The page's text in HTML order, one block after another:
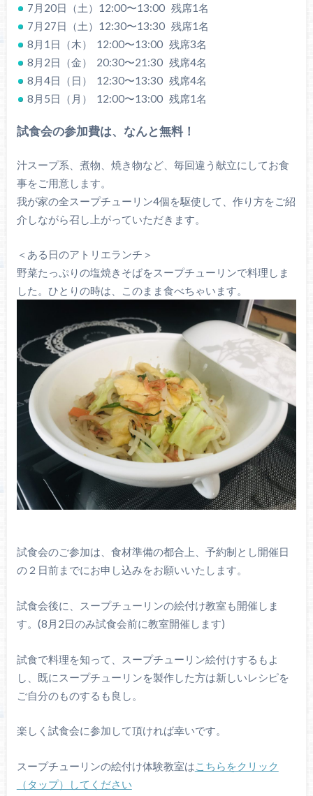
7月20日（土）12:00〜13:00 残席1名
7月27日（土）12:30〜13:30 残席1名
8月1日（木） 12:00〜13:00 残席3名
8月2日（金） 20:30〜21:30 残席4名
8月4日（日） 12:30〜13:30 残席4名
8月5日（月） 12:00〜13:00 残席1名
試食会の参加費は、なんと無料！
汁スープ系、煮物、焼き物など、毎回違う献立にしてお食
事をご用意します。
我が家の全スープチューリン4個を駆使して、作り方をご紹
介しながら召し上がっていただきます。
＜ある日のアトリエランチ＞
野菜たっぷりの塩焼きそばをスープチューリンで料理しま
した。ひとりの時は、このまま食べちゃいます。
試食会のご参加は、食材準備の都合上、予約制とし開催日
の２日前までにお申し込みをお願いいたします。
試食会後に、スープチューリンの絵付け教室も開催しま
す。(8月2日のみ試食会前に教室開催します)
試食で料理を知って、スープチューリン絵付けするもよ
し、既にスープチューリンを製作した方は新しいレシピを
ご自分のものするも良し。
楽しく試食会に参加して頂ければ幸いです。
スープチューリンの絵付け体験教室はこちらをクリック
（タップ）してください